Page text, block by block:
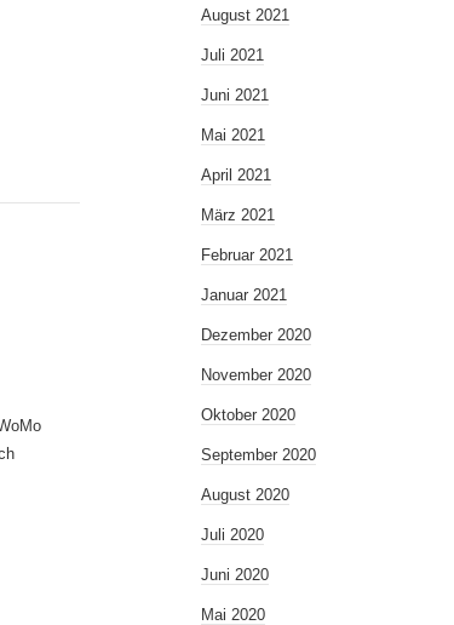
August 2021
Juli 2021
Juni 2021
Mai 2021
April 2021
März 2021
Februar 2021
Januar 2021
Dezember 2020
November 2020
Oktober 2020
September 2020
August 2020
Juli 2020
Juni 2020
Mai 2020